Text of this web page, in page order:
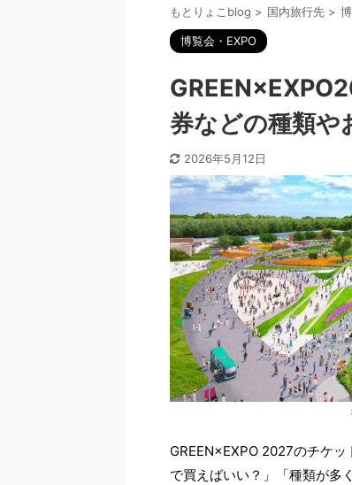
もとりょこblog > 国内旅行先 >
博覧会・EXPO
券などの種類や
2026年5月12日
GREEN×EXPO 2027のチケッ
で買えばいい？」「種類が多